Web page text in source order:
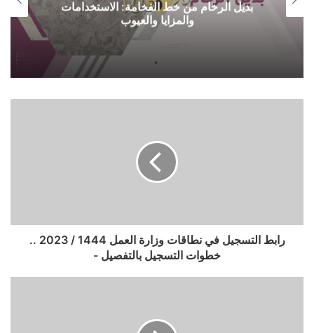
بديل الرخام من خط الفخامة: الاستخدامات
والمزايا والعيوب
رابط التسجيل في نطاقات وزارة العمل 1444 / 2023 ..
خطوات التسجيل بالتفصيل -